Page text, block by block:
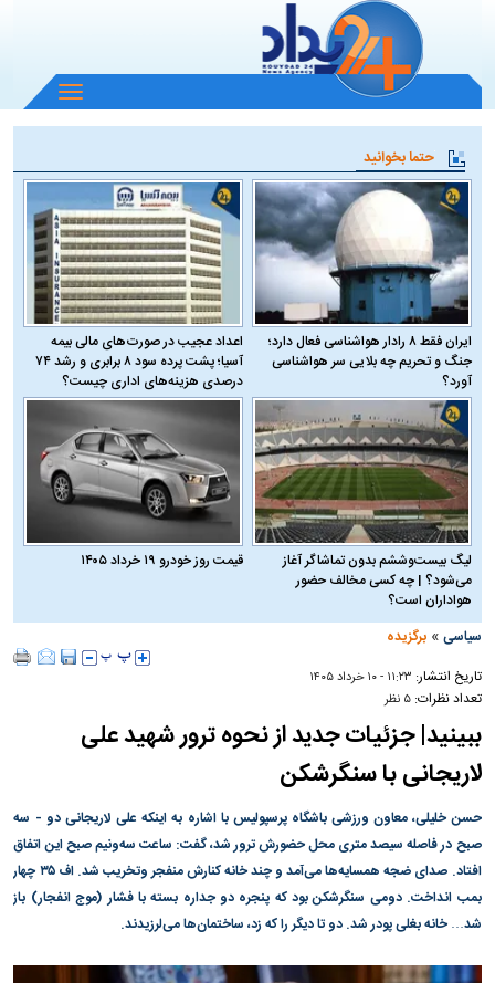
باز
و
منو
حتما بخوانید
ایران فقط ۸ رادار هواشناسی فعال دارد؛
جنگ و تحریم چه بلایی سر هواشناسی
آورد؟
اعداد عجیب در صورت‌های مالی بیمه
آسیا؛ پشت پرده سود ۸ برابری و رشد ۷۴
درصدی هزینه‌های اداری چیست؟
لیگ بیست‌وششم بدون تماشاگر آغاز
می‌شود؟ | چه کسی مخالف حضور
هواداران است؟
قیمت روز خودرو ۱۹ خرداد ۱۴۰۵
سیاسی »برگزیده
تاریخ انتشار: ۱۱:۲۳ - ۱۰ خرداد ۱۴۰۵
تعداد نظرات:۵ نظر
ببینید| جزئیات جدید از نحوه ترور شهید علی
لاریجانی با سنگرشکن
حسن خلیلی، معاون ورزشی باشگاه پرسپولیس با اشاره به اینکه علی لاریجانی دو - سه
صبح در فاصله سیصد متری محل حضورش ترور شد، گفت: ساعت سه‌ونیم صبح این اتفاق
افتاد. صدای ضجه همسایه‌ها می‌آمد و چند خانه کنارش منفجر وتخریب شد. اف ۳۵ چهار
بمب انداخت. دومی سنگرشکن بود که پنجره دو جداره بسته با فشار (موج انفجار) باز
شد… خانه بغلی پودر شد. دو تا دیگر را که زد، ساختمان‌ها می‌لرزیدند.